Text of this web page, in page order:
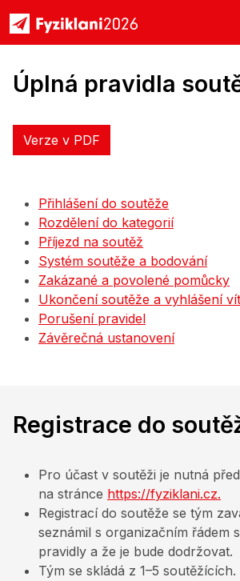
Úplná pravidla
Verze v PDF
Přihlášení do soutěže
Rozdělení do kategorií
Příjezd na soutěž
Systém soutěže a bodování
Zakázané a povolené pomůcky
Ukončení soutěže a vyhlášení
Porušení pravidel
Závěrečná ustanovení
Registrace do
Pro účast v soutěži je nutná
na stránce https://fyziklani.cz.
Registrací do soutěže se tým
seznámil s organizačním řádem
pravidly a že je bude dodržovat.
Tým se skládá z 1–5 soutěžících.